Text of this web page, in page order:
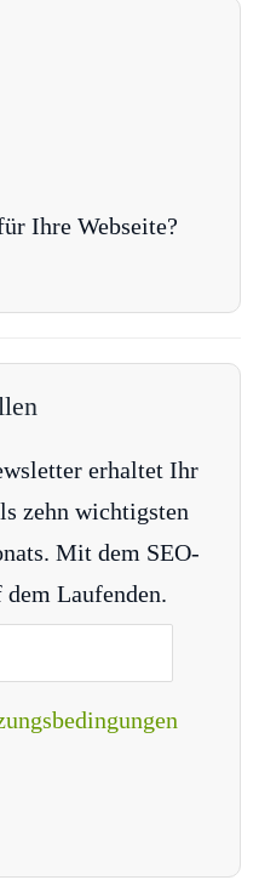
Ihre Webseite?
erhaltet Ihr
zehn wichtigsten
Mit dem SEO-
Laufenden.